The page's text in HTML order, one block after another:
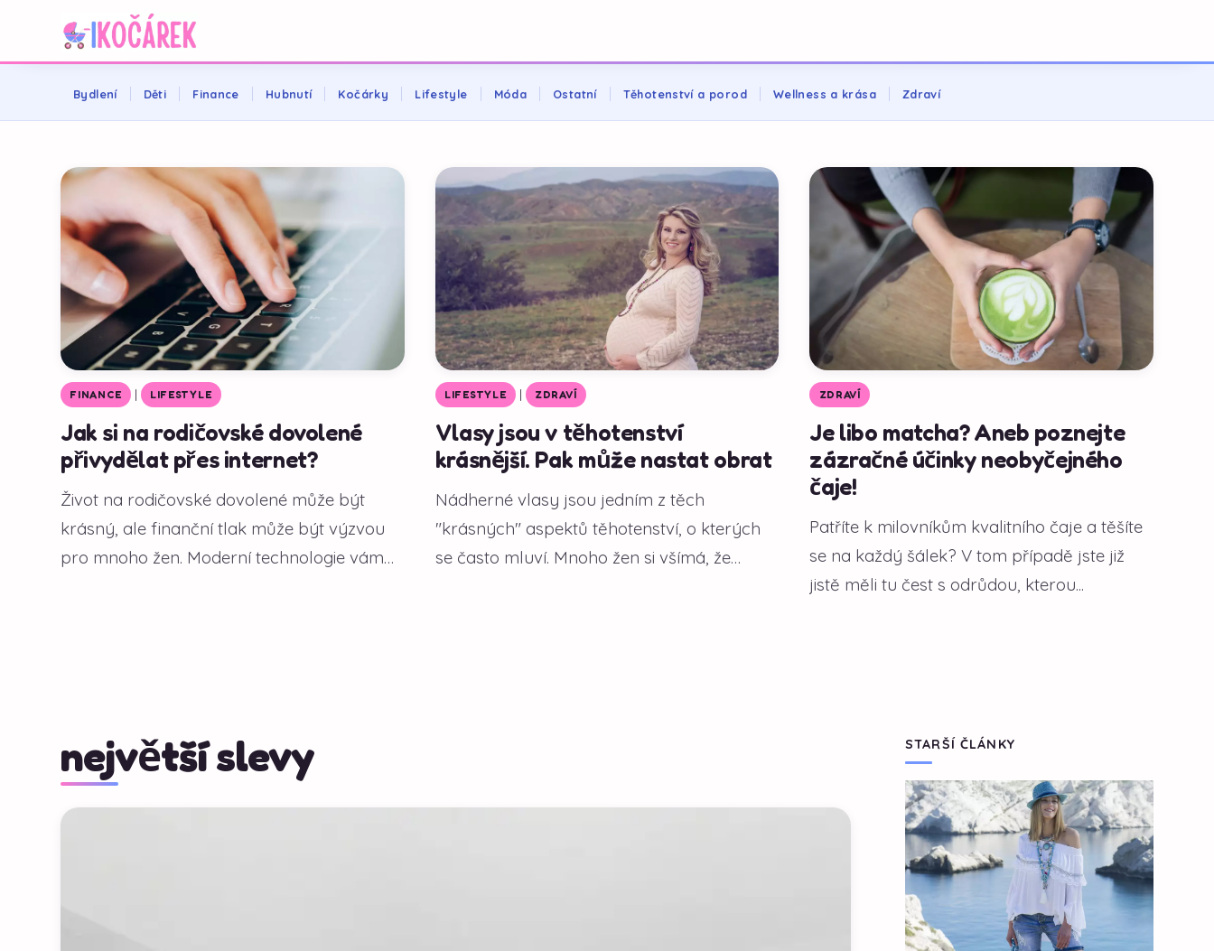
Bydlení Děti Finance Hubnutí Kočárky Lifestyle Móda Ostatní Těhotenství a porod Wellness a krása Zdraví
Jak si na rodičovské dovolené
přivydělat přes internet?
Život na rodičovské dovolené může být
krásný, ale finanční tlak může být výzvou
pro mnoho žen. Moderní technologie vám
FINANCE | LIFESTYLE
Vlasy jsou v těhotenství
krásnější. Pak může nastat obrat
Nádherné vlasy jsou jedním z těch
"krásných" aspektů těhotenství, o kterých
se často mluví. Mnoho žen si všímá, že
LIFESTYLE | ZDRAVÍ
Je libo matcha? Aneb poznejte
zázračné účinky neobyčejného
čaje!
Patříte k milovníkům kvalitního čaje a těšíte
se na každý šálek? V tom případě jste již
jistě měli tu čest s odrůdou, kterou...
ZDRAVÍ
největší slevy STARŠÍ ČLÁNKY